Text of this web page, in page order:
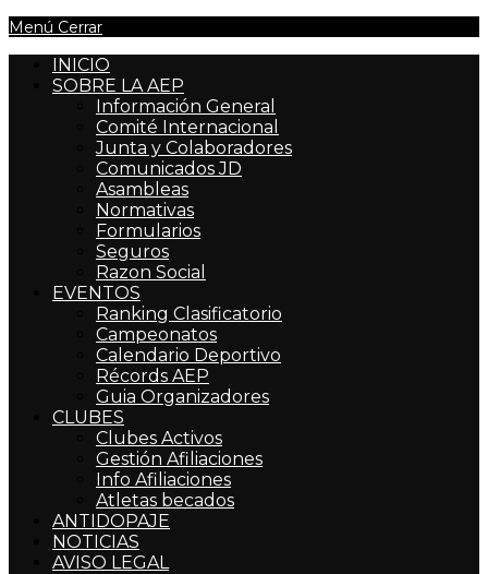
Menú Cerrar
INICIO
SOBRE LA AEP
Información General
Comité Internacional
Junta y Colaboradores
Comunicados JD
Asambleas
Normativas
Formularios
Seguros
Razon Social
EVENTOS
Ranking Clasificatorio
Campeonatos
Calendario Deportivo
Récords AEP
Guia Organizadores
CLUBES
Clubes Activos
Gestión Afiliaciones
Info Afiliaciones
Atletas becados
ANTIDOPAJE
NOTICIAS
AVISO LEGAL